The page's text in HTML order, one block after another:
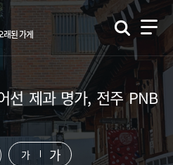
래된 가게
선 제과 명가, 전주 PNB
가 가